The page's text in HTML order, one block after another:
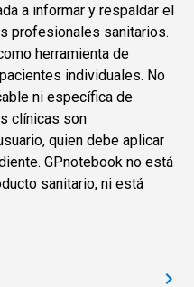
a informar y respaldar el
profesionales sanitarios.
herramienta de
individuales. No
ni específica de
clínicas son
quien debe aplicar
GPnotebook no está
sanitario, ni está